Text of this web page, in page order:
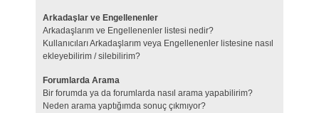
Arkadaşlar ve Engellenenler
Arkadaşlarım ve Engellenenler listesi nedir?
Kullanıcıları Arkadaşlarım veya Engellenenler listesine nasıl
ekleyebilirim / silebilirim?
Forumlarda Arama
Bir forumda ya da forumlarda nasıl arama yapabilirim?
Neden arama yaptığımda sonuç çıkmıyor?